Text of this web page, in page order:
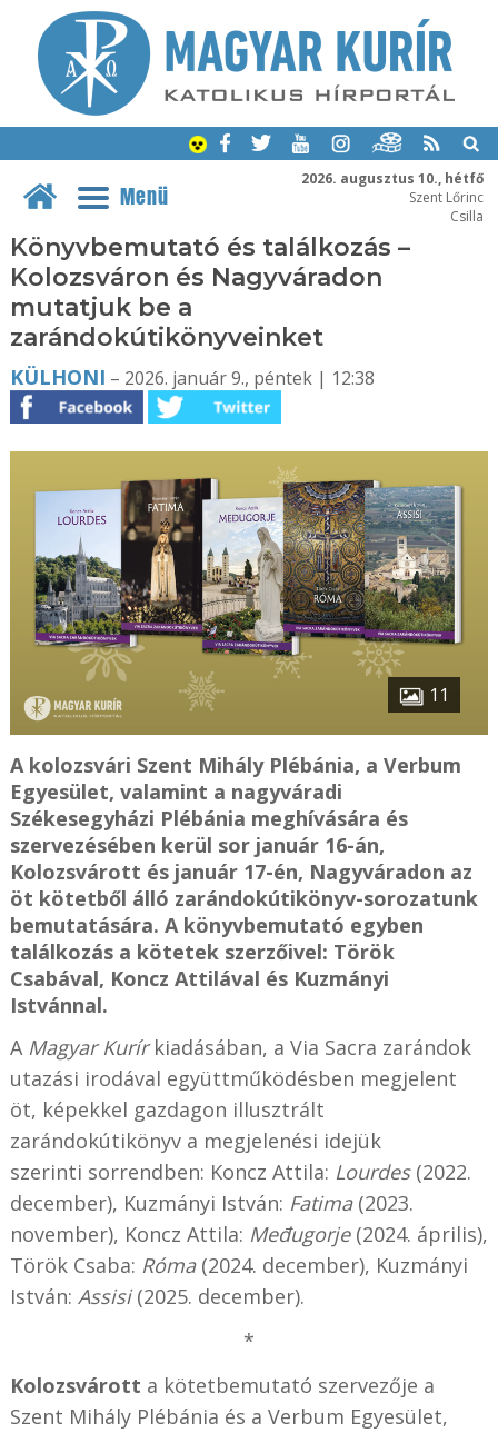
2026. augusztus 10., hétfő
Szent Lőrinc
Csilla
Menü
Könyvbemutató és találkozás –
Kolozsváron és Nagyváradon
mutatjuk be a
zarándokútikönyveinket
KÜLHONI – 2026. január 9., péntek | 12:38
11
A kolozsvári Szent Mihály Plébánia, a Verbum
Egyesület, valamint a nagyváradi
Székesegyházi Plébánia meghívására és
szervezésében kerül sor január 16-án,
Kolozsvárott és január 17-én, Nagyváradon az
öt kötetből álló zarándokútikönyv-sorozatunk
bemutatására. A könyvbemutató egyben
találkozás a kötetek szerzőivel: Török
Csabával, Koncz Attilával és Kuzmányi
Istvánnal.
A Magyar Kurírkiadásában, a Via Sacra zarándok
utazási irodával együttműködésben megjelent
öt, képekkel gazdagon illusztrált
zarándokútikönyv a megjelenési idejük
szerinti sorrendben: Koncz Attila: Lourdes(2022.
december), Kuzmányi István: Fatima(2023.
november), Koncz Attila: Međugorje(2024. április),
Török Csaba: Róma(2024. december), Kuzmányi
István: Assisi(2025. december).
*
Kolozsvárott a kötetbemutató szervezője a
Szent Mihály Plébánia és a Verbum Egyesület,